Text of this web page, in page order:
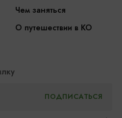
Чем заняться
О путешествии в КО